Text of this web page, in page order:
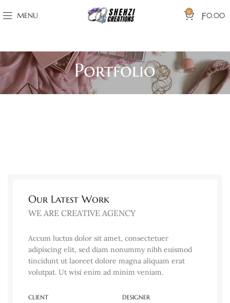
MENU 0 Ƒ0.00
Portfolio
Our Latest Work
WE ARE CREATIVE AGENCY
Accum luctus dolor sit amet, consectetuer
adipiscing elit, sed diam nonummy nibh euismod
tincidunt ut laoreet dolore magna aliquam erat
volutpat. Ut wisi enim ad minim veniam.
CLIENT DESIGNER